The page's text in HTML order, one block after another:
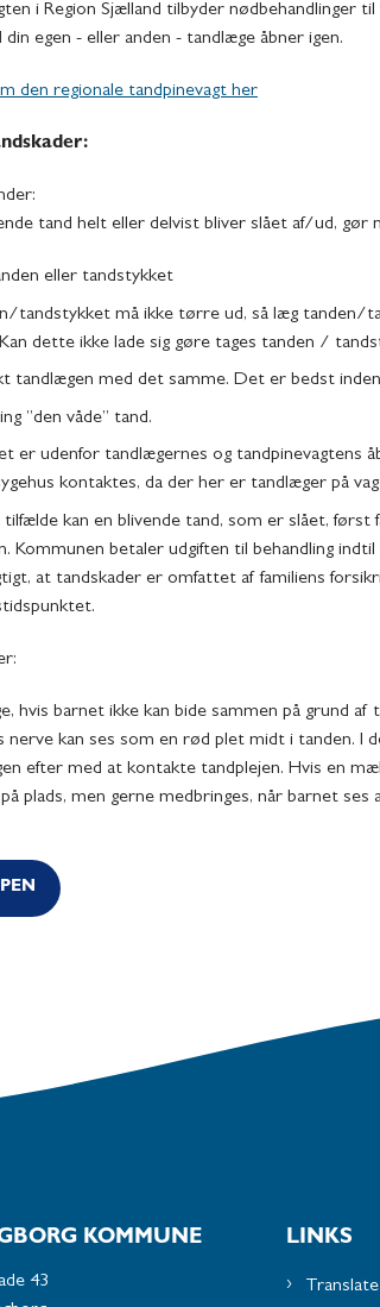
i Region Sjælland tilbyder nødbehandlinger
egen - eller anden - tandlæge åbner igen.
den regionale tandpinevagt her
tand helt eller delvist bliver slået af/ud, gør
eller tandstykket
tandstykket må ikke tørre ud, så læg tanden/
dette ikke lade sig gøre tages tanden /
tandlægen med det samme. Det er bedst
”den våde” tand.
er udenfor tandlægernes og tandpinevagtens
kontaktes, da der her er tandlæger på
tilfælde kan en blivende tand, som er slået, først
Kommunen betaler udgiften til behandling
at tandskader er omfattet af familiens
hvis barnet ikke kan bide sammen på grund
nerve kan ses som en rød plet midt i tanden. I
efter med at kontakte tandplejen. Hvis en
plads, men gerne medbringes, når barnet ses
KOMMUNE
43
LINKS
Translate